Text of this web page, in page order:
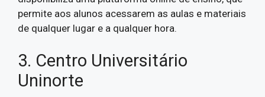
permite aos alunos acessarem as aulas e materiais
de qualquer lugar e a qualquer hora.
3. Centro Universitário
Uninorte